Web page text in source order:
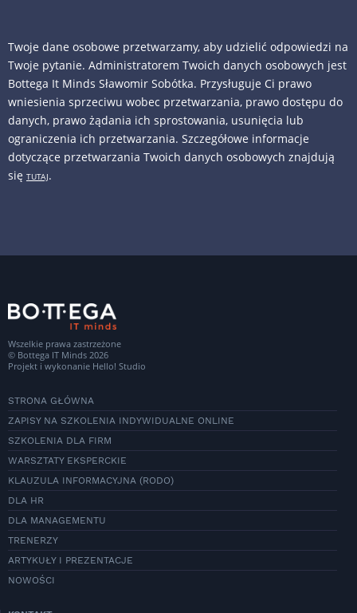
Twoje dane osobowe przetwarzamy, aby udzielić odpowiedzi na
Twoje pytanie. Administratorem Twoich danych osobowych jest
Bottega It Minds Sławomir Sobótka. Przysługuje Ci prawo
wniesienia sprzeciwu wobec przetwarzania, prawo dostępu do
danych, prawo żądania ich sprostowania, usunięcia lub
ograniczenia ich przetwarzania. Szczegółowe informacje
dotyczące przetwarzania Twoich danych osobowych znajdują
się TUTAJ.
Wszelkie prawa zastrzeżone
© Bottega IT Minds 2026
Projekt i wykonanie Hello! Studio
STRONA GŁÓWNA
ZAPISY NA SZKOLENIA INDYWIDUALNE ONLINE
SZKOLENIA DLA FIRM
WARSZTATY EKSPERCKIE
KLAUZULA INFORMACYJNA (RODO)
DLA HR
DLA MANAGEMENTU
TRENERZY
ARTYKUŁY I PREZENTACJE
NOWOŚCI